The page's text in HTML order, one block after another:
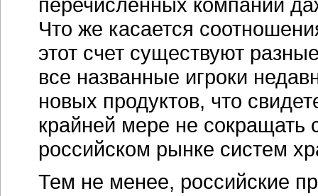
Что же касается
этот счет существуют
все названные игроки
новых продуктов, что
крайней мере не
российском рынке систем
Тем не менее, российские